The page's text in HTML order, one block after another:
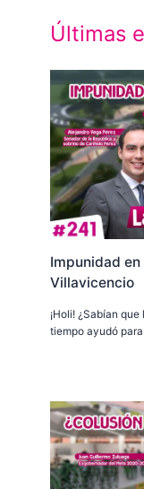
Últimas
Impunidad
Villavicencio
¡Holi! ¿Sabían
tiempo ayudó